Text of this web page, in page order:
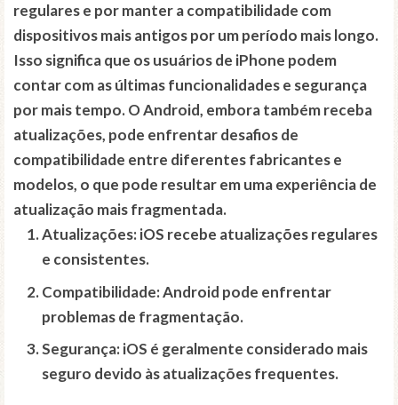
regulares e por manter a compatibilidade com
dispositivos mais antigos por um período mais longo.
Isso significa que os usuários de iPhone podem
contar com as últimas funcionalidades e segurança
por mais tempo. O Android, embora também receba
atualizações, pode enfrentar desafios de
compatibilidade entre diferentes fabricantes e
modelos, o que pode resultar em uma experiência de
atualização mais fragmentada.
Atualizações:iOS recebe atualizações regulares
e consistentes.
Compatibilidade:Android pode enfrentar
problemas de fragmentação.
Segurança:iOS é geralmente considerado mais
seguro devido às atualizações frequentes.